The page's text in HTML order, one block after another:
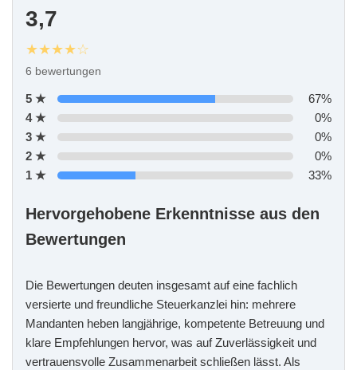
3,7
★★★★☆
6 bewertungen
5 ★
67%
4 ★
0%
3 ★
0%
2 ★
0%
1 ★
33%
Hervorgehobene Erkenntnisse aus den
Bewertungen
Die Bewertungen deuten insgesamt auf eine fachlich
versierte und freundliche Steuerkanzlei hin: mehrere
Mandanten heben langjährige, kompetente Betreuung und
klare Empfehlungen hervor, was auf Zuverlässigkeit und
vertrauensvolle Zusammenarbeit schließen lässt. Als